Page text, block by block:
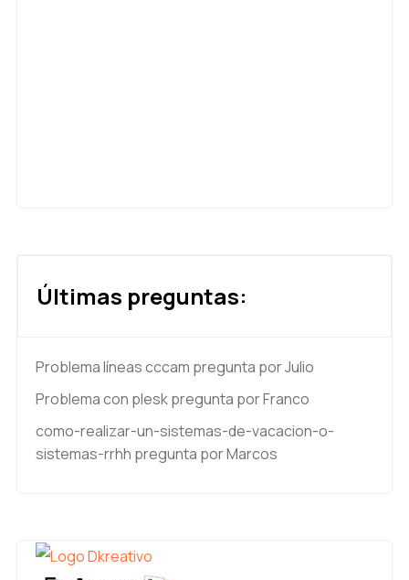
Últimas preguntas:
Problema líneas cccam pregunta por Julio
Problema con pleskpregunta por Franco
como-realizar-un-sistemas-de-vacacion-o-
sistemas-rrhh pregunta por Marcos